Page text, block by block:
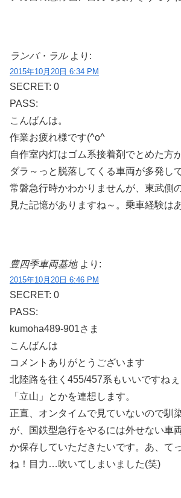
ランバ・ラル より:
2015年10月20日 6:34 PM
SECRET: 0
PASS:
こんばんは。
作業お疲れ様です(^o^ゞ
自作室内灯はゴム系接着剤でとめた方
ダラ～っと脱落してくる車両が多発し
常磐急行時かわかりませんが、東武側
見た記憶がありますね～。乗車経験は
豊四季車両基地 より:
2015年10月20日 6:46 PM
SECRET: 0
PASS:
kumoha489-901さま
こんばんは
コメントありがとうございます
北陸路を往く455/457系もいいですねぇ
「立山」とかを連想します。
正直、オンタイムで見ていないので馴
が、国鉄型急行をやるには外せない車
か保存していただきたいです。あ、て
ね！目力…吹いてしまいました(笑)